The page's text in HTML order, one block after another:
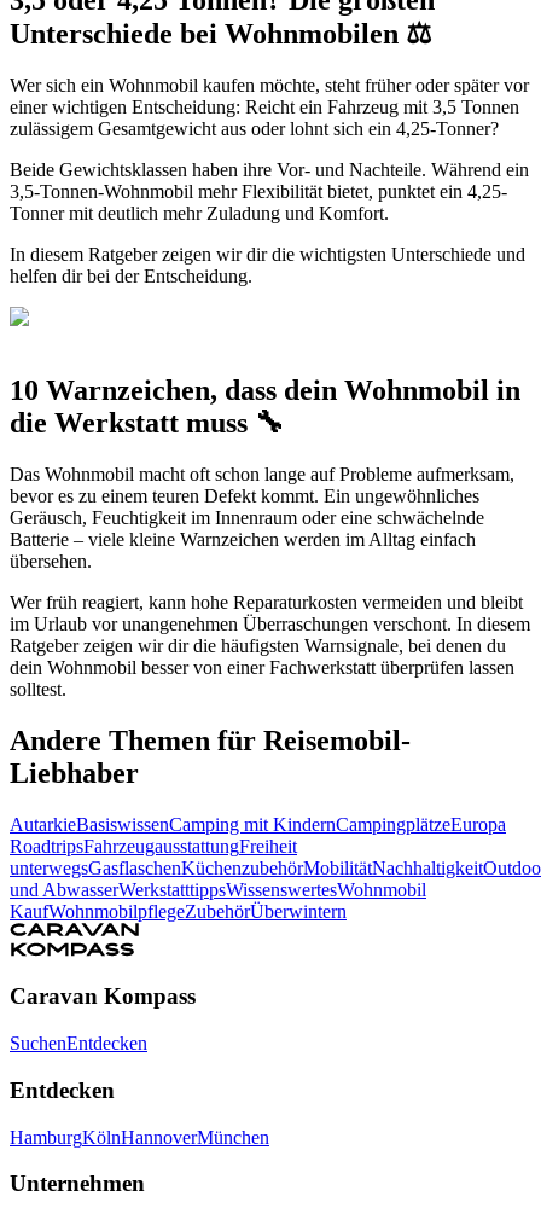
Unterschiede bei Wohnmobilen ⚖️
Wer sich ein Wohnmobil kaufen möchte, steht früher oder später vor
einer wichtigen Entscheidung: Reicht ein Fahrzeug mit 3,5 Tonnen
zulässigem Gesamtgewicht aus oder lohnt sich ein 4,25-Tonner?
Beide Gewichtsklassen haben ihre Vor- und Nachteile. Während ein
3,5-Tonnen-Wohnmobil mehr Flexibilität bietet, punktet ein 4,25-
Tonner mit deutlich mehr Zuladung und Komfort.
In diesem Ratgeber zeigen wir dir die wichtigsten Unterschiede und
helfen dir bei der Entscheidung.
10 Warnzeichen, dass dein Wohnmobil in
die Werkstatt muss 🔧
Das Wohnmobil macht oft schon lange auf Probleme aufmerksam,
bevor es zu einem teuren Defekt kommt. Ein ungewöhnliches
Geräusch, Feuchtigkeit im Innenraum oder eine schwächelnde
Batterie – viele kleine Warnzeichen werden im Alltag einfach
übersehen.
Wer früh reagiert, kann hohe Reparaturkosten vermeiden und bleibt
im Urlaub vor unangenehmen Überraschungen verschont. In diesem
Ratgeber zeigen wir dir die häufigsten Warnsignale, bei denen du
dein Wohnmobil besser von einer Fachwerkstatt überprüfen lassen
solltest.
Andere Themen für Reisemobil-
Liebhaber
AutarkieBasiswissenCamping mit KindernCampingplätzeEuropa
RoadtripsFahrzeugausstattungFreiheit
unterwegsGasflaschenKüchenzubehörMobilitätNachhaltigkeit
und AbwasserWerkstatttippsWissenswertesWohnmobil
KaufWohnmobilpflegeZubehörÜberwintern
Caravan Kompass
SuchenEntdecken
Entdecken
HamburgKölnHannoverMünchen
Unternehmen